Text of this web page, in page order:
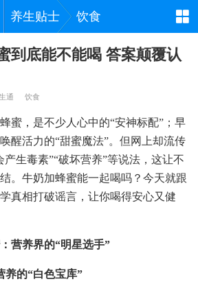
养生贴士 饮食
到底能不能喝 答案颠覆认
通 饮食
蜜，是不少人心中的“安神标配”；早
醒活力的“甜蜜魔法”。但网上却流传
生毒素”“破坏营养”等说法，这让不
。牛奶加蜂蜜能一起喝吗？今天就跟
真相打破谣言，让你喝得安心又健
营养界的“明星选手”
养的“白色宝库”